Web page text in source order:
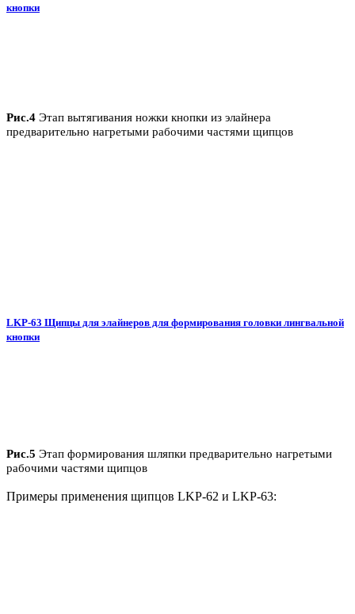
кнопки
Рис.4 Этап вытягивания ножки кнопки из элайнера
предварительно нагретыми рабочими частями щипцов
LKP-63 Щипцы для элайнеров для формирования головки лингвальной
кнопки
Рис.5 Этап формирования шляпки предварительно нагретыми
рабочими частями щипцов
Примеры применения щипцов LKP-62 и LKP-63: